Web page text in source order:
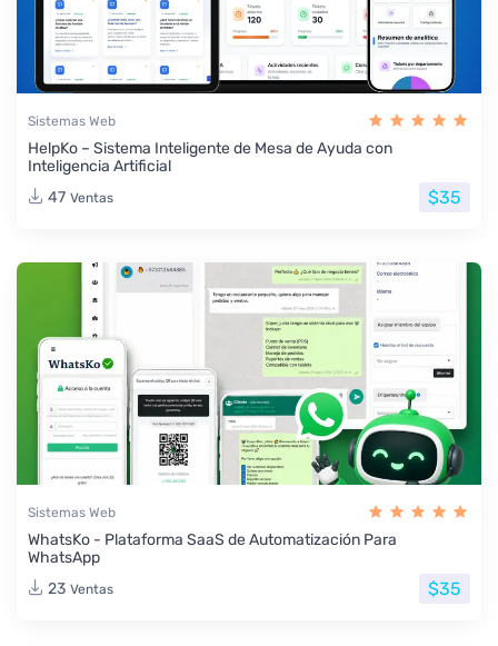
Sistemas Web
HelpKo – Sistema Inteligente de Mesa de Ayuda con
Inteligencia Artificial
47 Ventas $35
Sistemas Web
WhatsKo - Plataforma SaaS de Automatización Para
WhatsApp
23 Ventas $35